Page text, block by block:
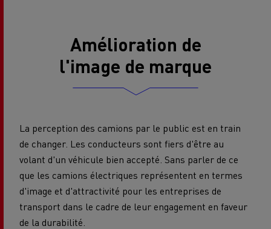
Amélioration de
l'image de marque
La perception des camions par le public est en train
de changer. Les conducteurs sont fiers d'être au
volant d'un véhicule bien accepté. Sans parler de ce
que les camions électriques représentent en termes
d'image et d'attractivité pour les entreprises de
transport dans le cadre de leur engagement en faveur
de la durabilité.